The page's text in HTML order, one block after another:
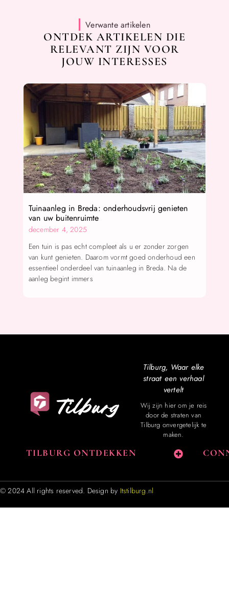
Verwante artikelen
ONTDEK ARTIKELEN DIE
RELEVANT ZIJN VOOR
JOUW INTERESSES
Tuinaanleg in Breda: onderhoudsvrij genieten
van uw buitenruimte
december 4, 2025
Een tuin is pas echt compleet als u er zonder zorgen
van kunt genieten. Daarom vormt goed onderhoud een
essentieel onderdeel van tuinaanleg in Breda. Na de
aanleg begint immers
TILBURG ONTDEKKEN
Tilburg, Waar elke
straat een verhaal
vertelt
Wij zijn hier om je reis
door de straten van
Tilburg onvergetelijk te
maken.
© 2024 All rights reserved. Design by Itstilburg.nl